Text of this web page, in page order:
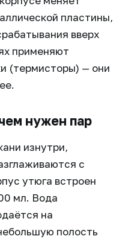
пластины,
вверх
применяют
(термисторы) — они
нужен пар
изнутри,
с
утюга встроен
мл. Вода
на
полость